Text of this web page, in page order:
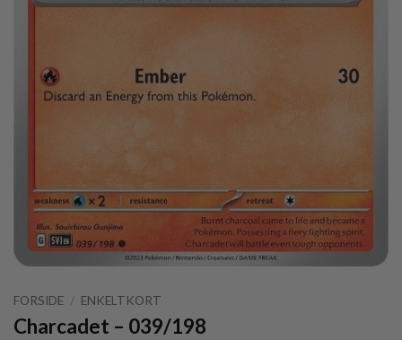
FORSIDE / ENKELTKORT
Charcadet – 039/198